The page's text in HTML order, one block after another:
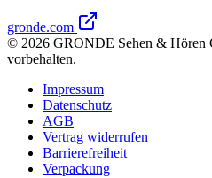
gronde.com
© 2026 GRONDE Sehen & Hören
vorbehalten.
Impressum
Datenschutz
AGB
Vertrag widerrufen
Barrierefreiheit
Verpackung